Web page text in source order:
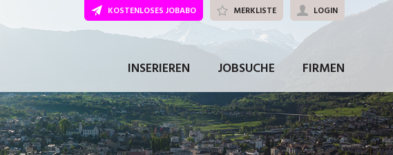
INSERIEREN JOBSUCHE FIRMEN
KOSTENLOSES JOBABO MERKLISTE LOGIN